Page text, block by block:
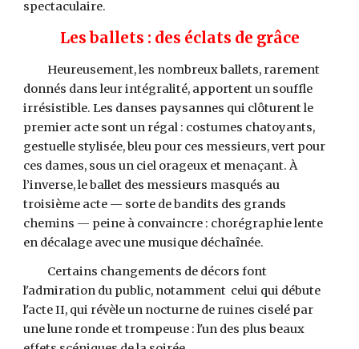
spectaculaire.
Les ballets : des éclats de grâce
Heureusement, les nombreux ballets, rarement
donnés dans leur intégralité, apportent un souffle
irrésistible. Les danses paysannes qui clôturent le
premier acte sont un régal : costumes chatoyants,
gestuelle stylisée, bleu pour ces messieurs, vert pour
ces dames, sous un ciel orageux et menaçant. À
l’inverse, le ballet des messieurs masqués au
troisième acte — sorte de bandits des grands
chemins — peine à convaincre : chorégraphie lente
en décalage avec une musique déchaînée.
Certains changements de décors font
l'admiration du public, notamment celui qui débute
l'acte II, qui révèle un nocturne de ruines ciselé par
une lune ronde et trompeuse : l'un des plus beaux